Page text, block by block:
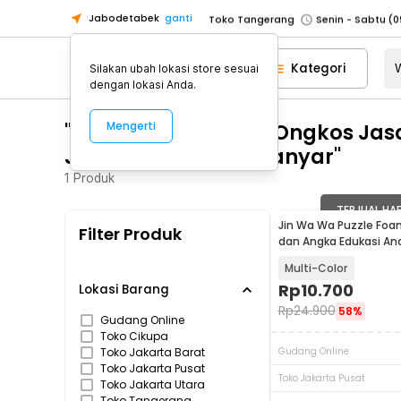
Jabodetabek ganti Toko Tangerang
Pick n Go Jakarta Barat
Senin -
Pick n Go Bekasi
Senin - Jumat
Pick n Go Depok
Senin - Jumat
Toko Jakarta Pusat
Senin -
Toko Tangerang
Pick n Go Jakarta Barat
Senin -
Pick n Go Bekasi
Senin - Jumat
Senin - Jumat
Kategori
"WA 0859 3970 0884 Ongkos
Jumantono Karanganyar"
1 Produk
Filter Produk
Lokasi Barang
Gudang Online
Toko Cikupa
Toko Jakarta Barat
Toko Jakarta Pusat
Toko Jakarta Utara
TERJUAL
Jin Wa Wa Puzzle
dan Angka Edukasi
Multi-Color
Rp10.700
Rp24.900 58%
Gudang Online
Toko Jakarta Pusat
Silakan ubah lokasi store sesuai
dengan lokasi Anda.
Mengerti